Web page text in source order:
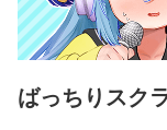
ばっちりスク